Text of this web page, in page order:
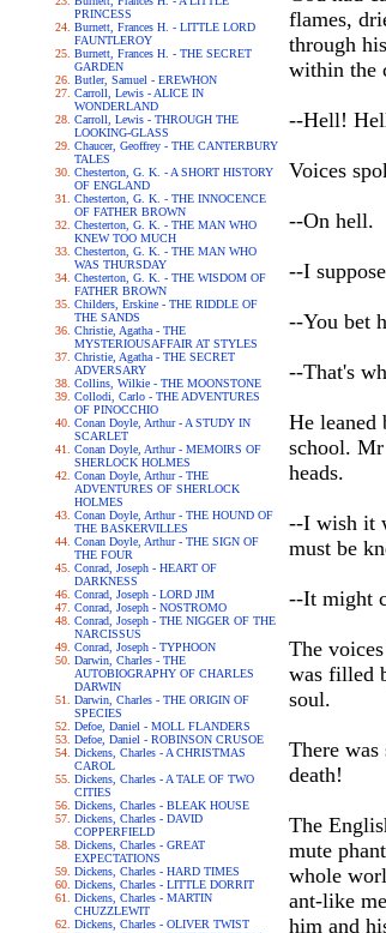
PRINCESS
Burnett, Frances H. - LITTLE LORD
FAUNTLEROY
Burnett, Frances H. - THE SECRET
GARDEN
Butler, Samuel - EREWHON
Carroll, Lewis - ALICE IN
WONDERLAND
Carroll, Lewis - THROUGH THE
LOOKING-GLASS
Chaucer, Geoffrey - THE CANTERBURY
TALES
Chesterton, G. K. - A SHORT HISTORY
OF ENGLAND
Chesterton, G. K. - THE INNOCENCE
OF FATHER BROWN
Chesterton, G. K. - THE MAN WHO
KNEW TOO MUCH
Chesterton, G. K. - THE MAN WHO
WAS THURSDAY
Chesterton, G. K. - THE WISDOM OF
FATHER BROWN
Childers, Erskine - THE RIDDLE OF
THE SANDS
Christie, Agatha - THE
MYSTERIOUSAFFAIR AT STYLES
Christie, Agatha - THE SECRET
ADVERSARY
Collins, Wilkie - THE MOONSTONE
Collodi, Carlo - THE ADVENTURES
OF PINOCCHIO
Conan Doyle, Arthur - A STUDY IN
SCARLET
Conan Doyle, Arthur - MEMOIRS OF
SHERLOCK HOLMES
Conan Doyle, Arthur - THE
ADVENTURES OF SHERLOCK
HOLMES
Conan Doyle, Arthur - THE HOUND OF
THE BASKERVILLES
Conan Doyle, Arthur - THE SIGN OF
THE FOUR
Conrad, Joseph - HEART OF
DARKNESS
Conrad, Joseph - LORD JIM
Conrad, Joseph - NOSTROMO
Conrad, Joseph - THE NIGGER OF THE
NARCISSUS
Conrad, Joseph - TYPHOON
Darwin, Charles - THE
AUTOBIOGRAPHY OF CHARLES
DARWIN
Darwin, Charles - THE ORIGIN OF
SPECIES
Defoe, Daniel - MOLL FLANDERS
Defoe, Daniel - ROBINSON CRUSOE
Dickens, Charles - A CHRISTMAS
CAROL
Dickens, Charles - A TALE OF TWO
CITIES
Dickens, Charles - BLEAK HOUSE
Dickens, Charles - DAVID
COPPERFIELD
Dickens, Charles - GREAT
EXPECTATIONS
Dickens, Charles - HARD TIMES
Dickens, Charles - LITTLE DORRIT
Dickens, Charles - MARTIN
CHUZZLEWIT
Dickens, Charles - OLIVER TWIST
flames,
through
within the
--Hell!
Voices
--On hell.
--I
--You bet
--That's
He
school.
heads.
--I wish it
must be
--It might
The
was filled
soul.
There
death!
The
mute
whole
ant-like
him and